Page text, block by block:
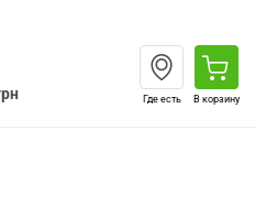
Где есть В корзину